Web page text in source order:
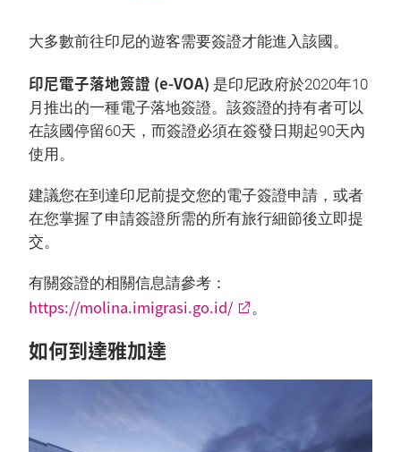
大多數前往印尼的遊客需要簽證才能進入該國。
印尼電子落地簽證 (e-VOA) 是印尼政府於2020年10
月推出的一種電子落地簽證。該簽證的持有者可以
在該國停留60天，而簽證必須在簽發日期起90天內
使用。
建議您在到達印尼前提交您的電子簽證申請，或者
在您掌握了申請簽證所需的所有旅行細節後立即提
交。
有關簽證的相關信息請參考：
https://molina.imigrasi.go.id/ 。
如何到達雅加達